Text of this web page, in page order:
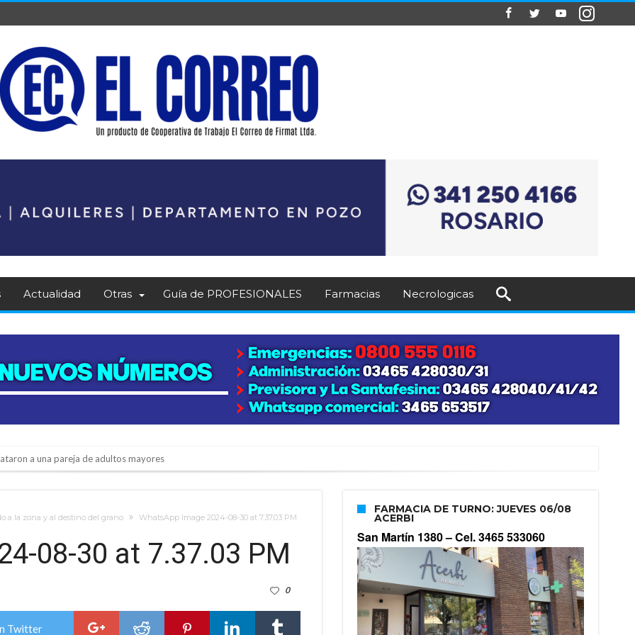
Actualidad Otras Guía de PROFESIONALES Farmacias Necrologicas
a una pareja de adultos mayores
la Expo Dose
a la zona y al destino del grano WhatsApp Image 2024-08-30 at 7.37.03 PM
08-30 at 7.37.03 PM
0
Twitter
FARMACIA DE TURNO: JUEVES 06/08
ACERBI
San Martín 1380 –Cel. 3465 533060